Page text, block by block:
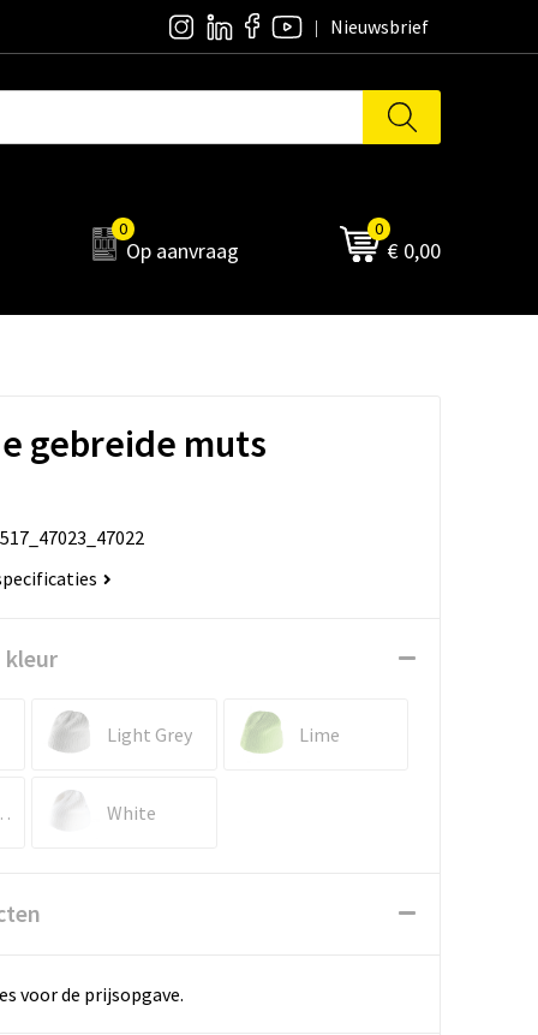
Nieuwsbrief
0
Op aanvraag
0
€ 0,00
gebreide muts
kleur
Light Grey Lime
Pink White
voor de prijsopgave.